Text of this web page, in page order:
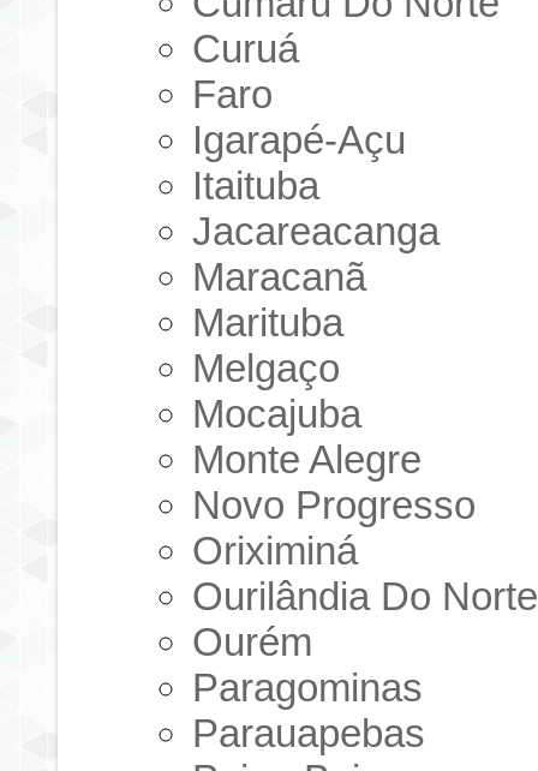
Curuá
Faro
Igarapé-Açu
Itaituba
Jacareacanga
Maracanã
Marituba
Melgaço
Mocajuba
Monte Alegre
Novo Progresso
Oriximiná
Ourilândia Do Norte
Ourém
Paragominas
Parauapebas